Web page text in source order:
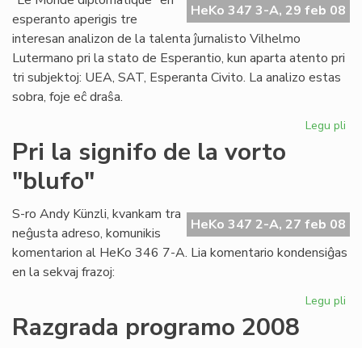
HeKo 347 3-A, 29 feb 08
esperanto aperigis tre
interesan analizon de la talenta ĵurnalisto Vilhelmo
Lutermano pri la stato de Esperantio, kun aparta atento pri
tri subjektoj: UEA, SAT, Esperanta Civito. La analizo estas
sobra, foje eĉ draŝa.
Legu pli
Pri la signifo de la vorto
"blufo"
HeKo 347 2-A, 27 feb 08
S-ro Andy Künzli, kvankam tra
neĝusta adreso, komunikis
komentarion al HeKo 346 7-A. Lia komentario kondensiĝas
en la sekvaj frazoj:
Legu pli
Razgrada programo 2008